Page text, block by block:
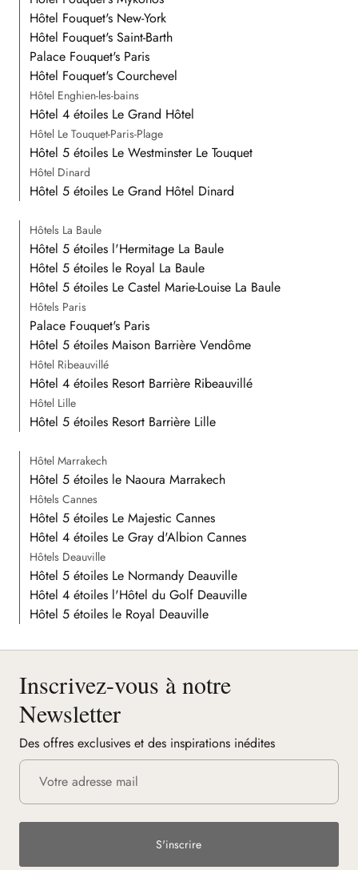
Hôtel Fouquet's New-York
Hôtel Fouquet's Saint-Barth
Palace Fouquet's Paris
Hôtel Fouquet's Courchevel
Hôtel Enghien-les-bains
Hôtel 4 étoiles Le Grand Hôtel
Hôtel Le Touquet-Paris-Plage
Hôtel 5 étoiles Le Westminster Le Touquet
Hôtel Dinard
Hôtel 5 étoiles Le Grand Hôtel Dinard
Hôtels La Baule
Hôtel 5 étoiles l'Hermitage La Baule
Hôtel 5 étoiles le Royal La Baule
Hôtel 5 étoiles Le Castel Marie-Louise La Baule
Hôtels Paris
Palace Fouquet's Paris
Hôtel 5 étoiles Maison Barrière Vendôme
Hôtel Ribeauvillé
Hôtel 4 étoiles Resort Barrière Ribeauvillé
Hôtel Lille
Hôtel 5 étoiles Resort Barrière Lille
Hôtel Marrakech
Hôtel 5 étoiles le Naoura Marrakech
Hôtels Cannes
Hôtel 5 étoiles Le Majestic Cannes
Hôtel 4 étoiles Le Gray d'Albion Cannes
Hôtels Deauville
Hôtel 5 étoiles Le Normandy Deauville
Hôtel 4 étoiles l'Hôtel du Golf Deauville
Hôtel 5 étoiles le Royal Deauville
Inscrivez-vous à notre
Newsletter
Des offres exclusives et des inspirations inédites
S'inscrire